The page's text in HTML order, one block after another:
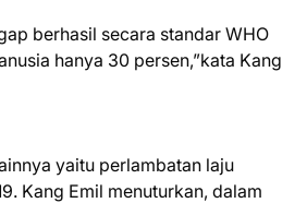
berhasil secara standar WHO
hanya 30 persen,”kata Kang
yaitu perlambatan laju
Kang Emil menuturkan, dalam